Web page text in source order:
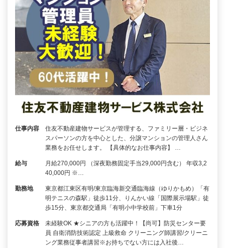
仕事内容
住友不動産建物サービスが管理する、ファミリー層・ビジネ
スパーソンの方を中心とした、分譲マンションの管理人さん
業務をお任せします。 【具体的なお仕事内容】 …
給与
月給270,000円 （深夜勤務固定手当29,000円含む） 年収3,2
40,000円 ※…
勤務地
東京都江東区有明/東京臨海新交通臨海線（ゆりかもめ）「有
明テニスの森駅」徒歩11分、りんかい線「国際展示場駅」徒
歩15分、東京都交通局「有明小中学校前」下車1分
応募資格
未経験OK ★シニアの方も活躍中！【尚可】防災センター要
員 自衛消防技術認定 上級救命 クリーニング師講習/クリーニ
ング業務従事者講習※お持ちでない方には入社後…